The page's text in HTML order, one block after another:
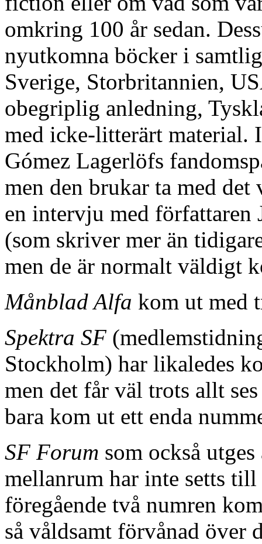
omkring 100 år sedan.
nyutkomna böcker i
Sverige, Storbritannien,
obegriplig anledning,
med icke-litterärt material.
Gómez Lagerlöfs
men den brukar ta med
en intervju med
(som skriver mer än
men de är normalt väldigt
Månblad Alfa kom ut med
Spektra SF
Stockholm) har likaledes
men det får väl trots allt
bara kom ut ett enda
SF Forum som också
mellanrum har inte setts
föregående två numren
så våldsamt förvånad över